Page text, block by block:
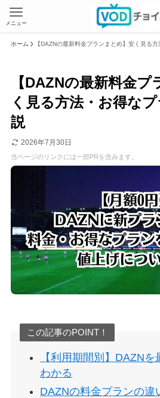
メニュー
ホーム 【DAZNの最新料金プランまとめ】安く見る
【DAZNの最新料金
く見る方法・お得な
説
2026年7月30日
当ページのリンクには一部PRを含みます。
この記事のPOINT！
【利用期間別】DAZN
わかる
DAZNの料金プランの違